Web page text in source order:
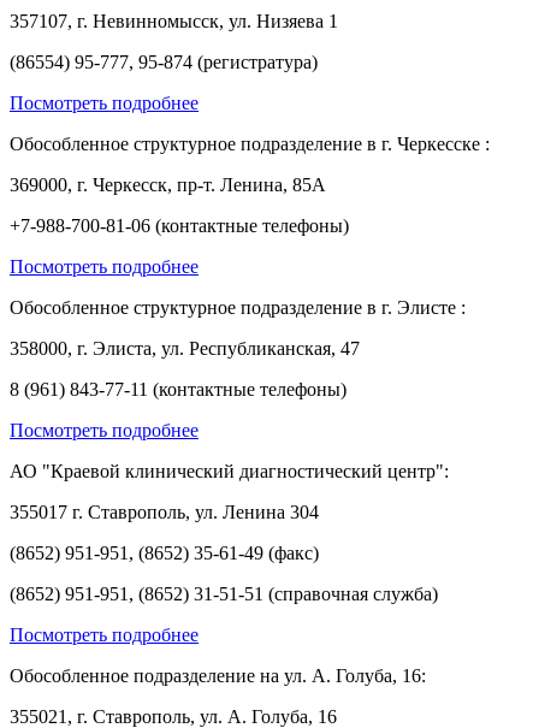
357107, г. Невинномысск, ул. Низяева 1
(86554) 95-777, 95-874 (регистратура)
Посмотреть подробнее
Обособленное структурное подразделение в г. Черкесске :
369000, г. Черкесск, пр-т. Ленина, 85А
+7-988-700-81-06 (контактные телефоны)
Посмотреть подробнее
Обособленное структурное подразделение в г. Элисте :
358000, г. Элиста, ул. Республиканская, 47
8 (961) 843-77-11 (контактные телефоны)
Посмотреть подробнее
АО "Краевой клинический диагностический центр":
355017 г. Ставрополь, ул. Ленина 304
(8652) 951-951, (8652) 35-61-49 (факс)
(8652) 951-951, (8652) 31-51-51 (справочная служба)
Посмотреть подробнее
Обособленное подразделение на ул. А. Голуба, 16:
355021, г. Ставрополь, ул. А. Голуба, 16